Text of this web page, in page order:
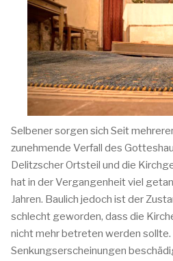
Selbener sorgen sich Seit
zunehmende Verfall des
Delitzscher Ortsteil und die
hat in der Vergangenheit viel
Jahren. Baulich jedoch ist der
schlecht geworden, dass die
nicht mehr betreten werden sollte.
Senkungserscheinungen